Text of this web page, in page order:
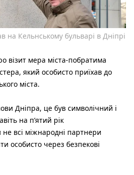
на Кельнському бульварі в Дніпрі
візит мера міста-побратима
який особисто приїхав до
міста.
Дніпра, це був символічний і
на п’ятий рік
всі міжнародні партнери
особисто через безпекові